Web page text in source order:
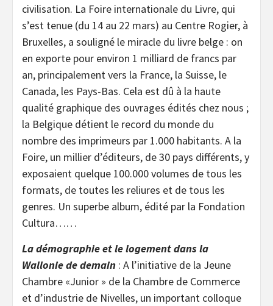
civilisation. La Foire internationale du Livre, qui
s’est tenue (du 14 au 22 mars) au Centre Rogier, à
Bruxelles, a souligné le miracle du livre belge : on
en exporte pour environ 1 milliard de francs par
an, principalement vers la France, la Suisse, le
Canada, les Pays-Bas. Cela est dû à la haute
qualité graphique des ouvrages édités chez nous ;
la Belgique détient le record du monde du
nombre des imprimeurs par 1.000 habitants. A la
Foire, un millier d’éditeurs, de 30 pays différents, y
exposaient quelque 100.000 volumes de tous les
formats, de toutes les reliures et de tous les
genres. Un superbe album, édité par la Fondation
Cultura……
La démographie et le logement dans la
Wallonie de demain : A l’initiative de la Jeune
Chambre «Junior » de la Chambre de Commerce
et d’industrie de Nivelles, un important colloque